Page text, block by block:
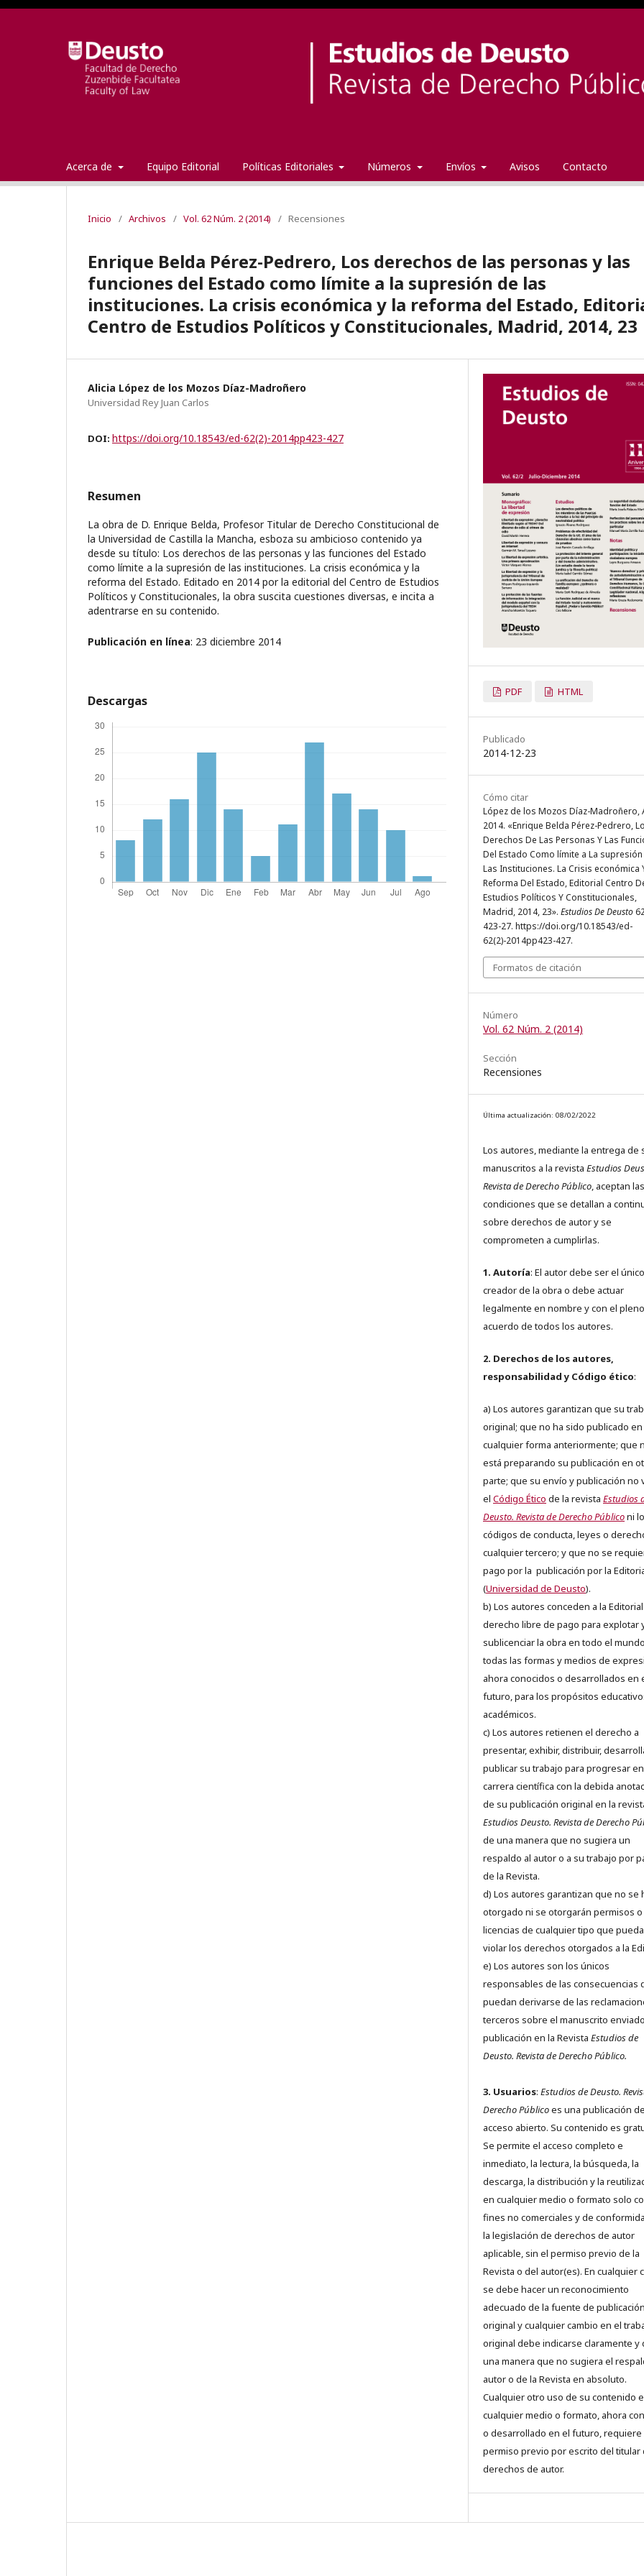
Acerca de Equipo Editorial Políticas Editoriales Números Envíos Avisos Contacto
Inicio / Archivos / Vol. 62 Núm. 2 (2014) / Recensiones
Enrique Belda Pérez-Pedrero, Los derechos de las personas y las
funciones del Estado como límite a la supresión de las
instituciones. La crisis económica y la reforma del Estado,
Centro de Estudios Políticos y Constitucionales, Madrid, 2014, 23
Alicia López de los Mozos Díaz-Madroñero
Universidad Rey Juan Carlos
DOI: https://doi.org/10.18543/ed-62(2)-2014pp423-427
Resumen
La obra de D. Enrique Belda, Profesor Titular de Derecho Constitucional de
la Universidad de Castilla la Mancha, esboza su ambicioso contenido ya
desde su título: Los derechos de las personas y las funciones del Estado
como límite a la supresión de las instituciones. La crisis económica y la
reforma del Estado. Editado en 2014 por la editorial del Centro de Estudios
Políticos y Constitucionales, la obra suscita cuestiones diversas, e incita a
adentrarse en su contenido.
Publicación en línea: 23 diciembre 2014
Descargas
PDF HTML
Publicado
2014-12-23
Cómo citar
López de los Mozos Díaz-Madroñero,
2014. «Enrique Belda Pérez-Pedrero,
Derechos De Las Personas Y Las
Del Estado Como límite a La supresión
Las Instituciones. La Crisis económica
Reforma Del Estado, Editorial Centro
Estudios Políticos Y Constitucionales,
Madrid, 2014, 23». Estudios De Deusto
423-27. https://doi.org/10.18543/ed-
62(2)-2014pp423-427.
Formatos de citación
Número
Vol. 62 Núm. 2 (2014)
Sección
Recensiones
Última actualización: 08/02/2022
Los autores, mediante la entrega de
manuscritos a la revista Estudios
Revista de Derecho Público, aceptan las
condiciones que se detallan a
sobre derechos de autor y se
comprometen a cumplirlas.
1. Autoría: El autor debe ser el único
creador de la obra o debe actuar
legalmente en nombre y con el pleno
acuerdo de todos los autores.
2. Derechos de los autores,
responsabilidad y Código ético:
a) Los autores garantizan que su
original; que no ha sido publicado en
cualquier forma anteriormente; que
está preparando su publicación en
parte; que su envío y publicación no
el Código Ético de la revista Estudios
Deusto. Revista de Derecho Públiconi
códigos de conducta, leyes o
cualquier tercero; y que no se
pago por la publicación por la
(Universidad de Deusto).
b) Los autores conceden a la
derecho libre de pago para explotar
sublicenciar la obra en todo el
todas las formas y medios de
ahora conocidos o desarrollados en
futuro, para los propósitos
académicos.
c) Los autores retienen el derecho a
presentar, exhibir, distribuir,
publicar su trabajo para progresar
carrera científica con la debida
de su publicación original en la
Estudios Deusto. Revista de Derecho
de una manera que no sugiera un
respaldo al autor o a su trabajo por
de la Revista.
d) Los autores garantizan que no se
otorgado ni se otorgarán permisos o
licencias de cualquier tipo que
violar los derechos otorgados a la
e) Los autores son los únicos
responsables de las consecuencias
puedan derivarse de las
terceros sobre el manuscrito
publicación en la Revista Estudios de
Deusto. Revista de Derecho Público.
3. Usuarios: Estudios de Deusto.
Derecho Públicoes una publicación de
acceso abierto. Su contenido es
Se permite el acceso completo e
inmediato, la lectura, la búsqueda, la
descarga, la distribución y la
en cualquier medio o formato solo
fines no comerciales y de
la legislación de derechos de autor
aplicable, sin el permiso previo de la
Revista o del autor(es). En cualquier
se debe hacer un reconocimiento
adecuado de la fuente de publicación
original y cualquier cambio en el
original debe indicarse claramente y
una manera que no sugiera el
autor o de la Revista en absoluto.
Cualquier otro uso de su contenido
cualquier medio o formato, ahora
o desarrollado en el futuro, requiere
permiso previo por escrito del titular
derechos de autor.